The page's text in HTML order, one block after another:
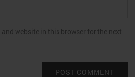
and website in this browser for the next